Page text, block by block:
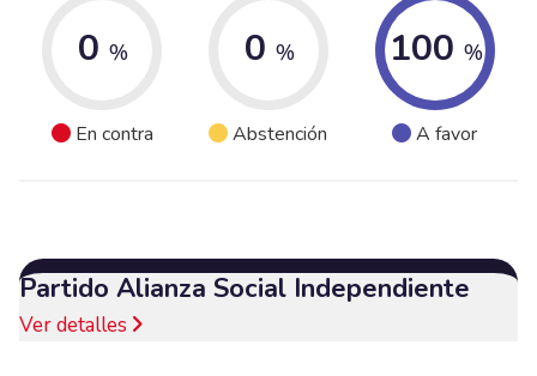
0 %
En contra
0 %
Abstención
100 %
A favor
Partido Alianza Social Independiente
Ver detalles